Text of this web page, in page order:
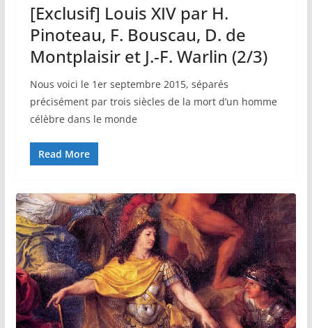
[Exclusif] Louis XIV par H.
Pinoteau, F. Bouscau, D. de
Montplaisir et J.-F. Warlin (2/3)
Nous voici le 1er septembre 2015, séparés
précisément par trois siècles de la mort d’un homme
célèbre dans le monde
Read More